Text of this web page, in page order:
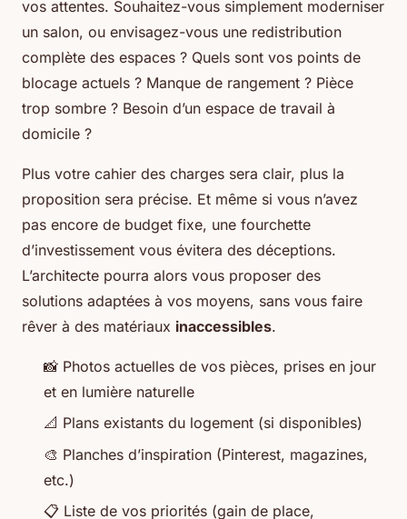
vos attentes. Souhaitez-vous simplement moderniser
un salon, ou envisagez-vous une redistribution
complète des espaces ? Quels sont vos points de
blocage actuels ? Manque de rangement ? Pièce
trop sombre ? Besoin d’un espace de travail à
domicile ?
Plus votre cahier des charges sera clair, plus la
proposition sera précise. Et même si vous n’avez
pas encore de budget fixe, une fourchette
d’investissement vous évitera des déceptions.
L’architecte pourra alors vous proposer des
solutions adaptées à vos moyens, sans vous faire
rêver à des matériaux inaccessibles.
📸 Photos actuelles de vos pièces, prises en jour
et en lumière naturelle
📐 Plans existants du logement (si disponibles)
🎨 Planches d’inspiration (Pinterest, magazines,
etc.)
📋 Liste de vos priorités (gain de place,